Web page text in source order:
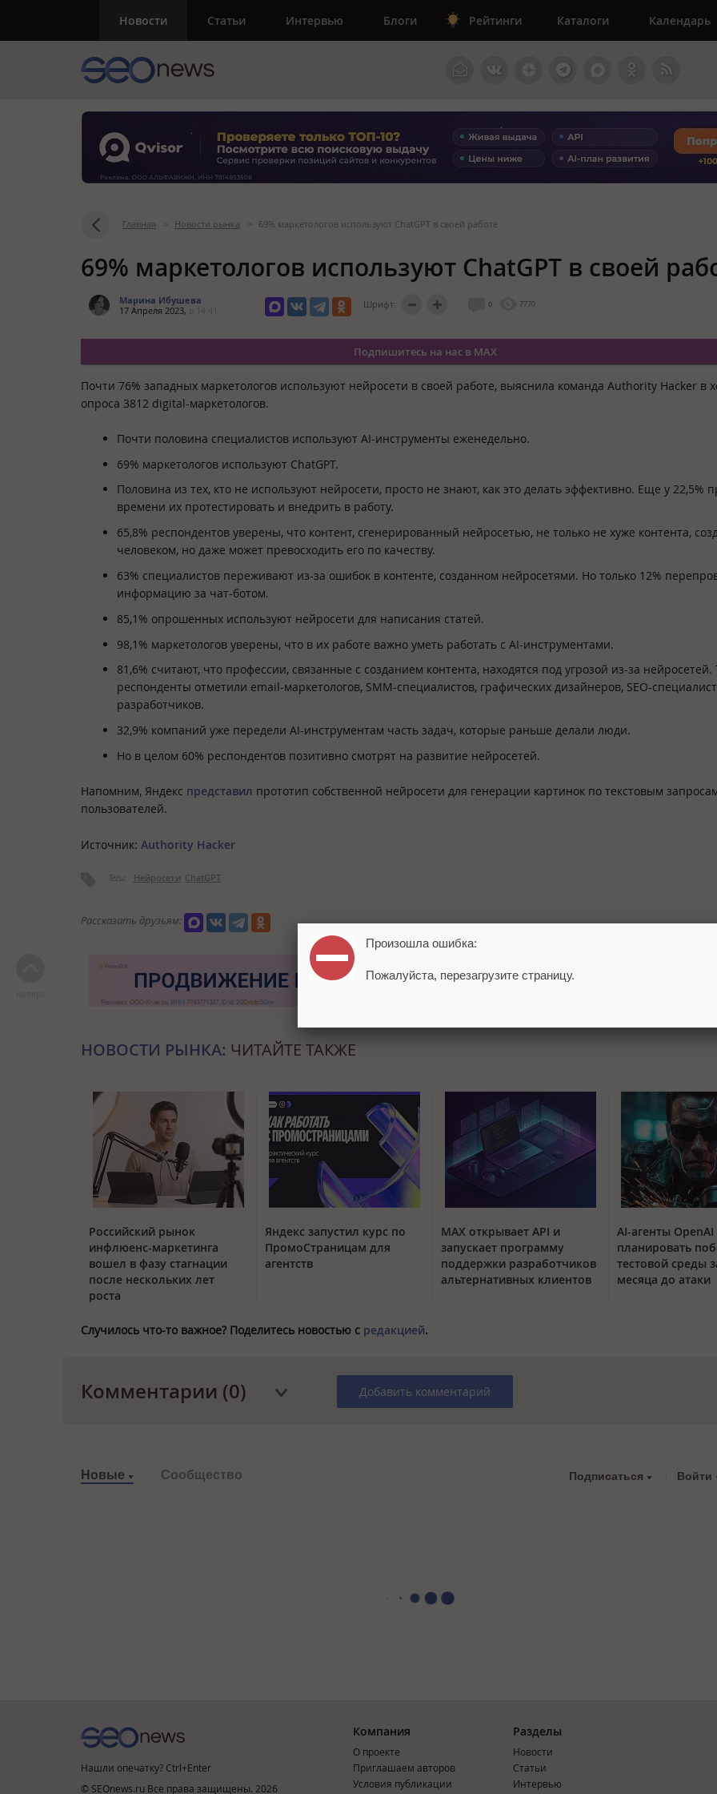
Новости Статьи Интервью Блоги Рейтинги Каталоги Календарь
Главная > Новости рынка > 69% маркетологов используют ChatGPT в своей работе
69% маркетологов используют ChatGPT в своей
Марина Ибушева
17 Апреля 2023,
Шрифт: 0 7770
Подпишитесь на нас в MAX
Почти 76% западных маркетологов используют нейросети в своей работе, выяснила команда Authority Hacker в
опроса 3812 digital-маркетологов.
Почти половина специалистов используют AI-инструменты еженедельно.
69% маркетологов используют ChatGPT.
Половина из тех, кто не используют нейросети, просто не знают, как это делать эффективно. Еще у 22,5%
времени их протестировать и внедрить в работу.
65,8% респондентов уверены, что контент, сгенерированный нейросетью, не только не хуже контента,
человеком, но даже может превосходить его по качеству.
63% специалистов переживают из-за ошибок в контенте, созданном нейросетями. Но только 12%
информацию за чат-ботом.
85,1% опрошенных используют нейросети для написания статей.
98,1% маркетологов уверены, что в их работе важно уметь работать с AI-инструментами.
81,6% считают, что профессии, связанные с созданием контента, находятся под угрозой из-за нейросетей.
респонденты отметили email-маркетологов, SMM-специалистов, графических дизайнеров, SEO-
разработчиков.
32,9% компаний уже передели AI-инструментам часть задач, которые раньше делали люди.
Но в целом 60% респондентов позитивно смотрят на развитие нейросетей.
Напомним, Яндекс представил прототип собственной нейросети для генерации картинок по текстовым
пользователей.
Источник: Authority Hacker
Теги: Нейросети ChatGPT
Рассказать друзьям:
НОВОСТИ РЫНКА: ЧИТАЙТЕ ТАКЖЕ
Российский рынок
инфлюенс-маркетинга
вошел в фазу стагнации
после нескольких лет
роста
Яндекс запустил курс по
ПромоСтраницам для
агентств
MAX открывает API и
запускает программу
поддержки разработчиков
альтернативных клиентов
AI-агенты
планировать
тестовой среды
месяца до атаки
Случилось что-то важное? Поделитесь новостью с редакцией.
Комментарии (0) Добавить комментарий
Новые Сообщество Подписаться Войти
Нашли опечатку? Ctrl+Enter
© SEOnews.ru Все права защищены. 2026
Компания
О проекте
Приглашаем авторов
Условия публикации
Разделы
Новости
Статьи
Интервью
Произошла ошибка:
Пожалуйста, перезагрузите страницу.